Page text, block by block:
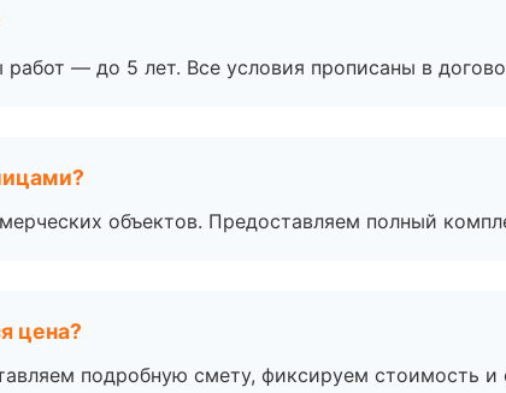
— до 5 лет. Все условия прописаны в
объектов. Предоставляем полный
цена?
подробную смету, фиксируем стоимость и